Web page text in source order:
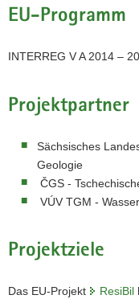
EU-Programm
INTERREG V A 2014 –
Projektpartner
Sächsisches
Geologie
ČGS -
VÚV TGM -
Projektziele
Das EU-Projekt ResiBil